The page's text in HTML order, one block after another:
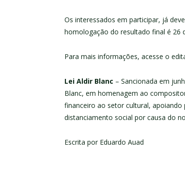
Os interessados em participar, já
homologação do resultado final é 26
Para mais informações, acesse o
Lei Aldir Blanc – Sancionada em
Blanc, em homenagem ao
financeiro ao setor cultural,
distanciamento social por causa do
Escrita por Eduardo Auad